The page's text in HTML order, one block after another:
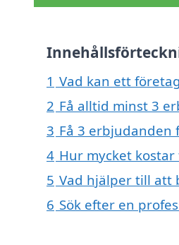
1 Vad kan ett
2 Få alltid minst 3
3 Få 3 erbjudanden
4 Hur mycket
5 Vad hjälper till att
6 Sök efter en